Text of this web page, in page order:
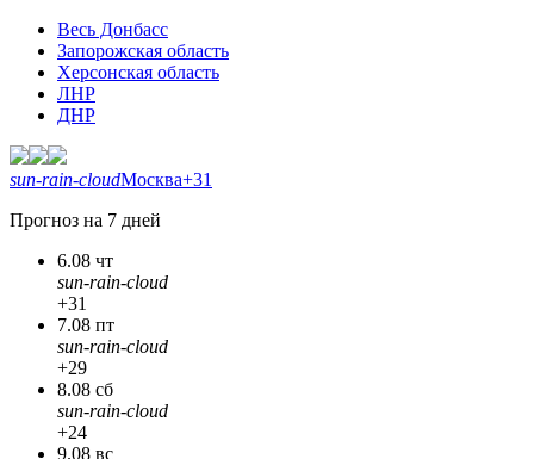
Весь Донбасс
Запорожская область
Херсонская область
ЛНР
ДНР
sun-rain-cloudМосква+31
Прогноз на 7 дней
6.08 чт
sun-rain-cloud
+31
7.08 пт
sun-rain-cloud
+29
8.08 сб
sun-rain-cloud
+24
9.08 вс